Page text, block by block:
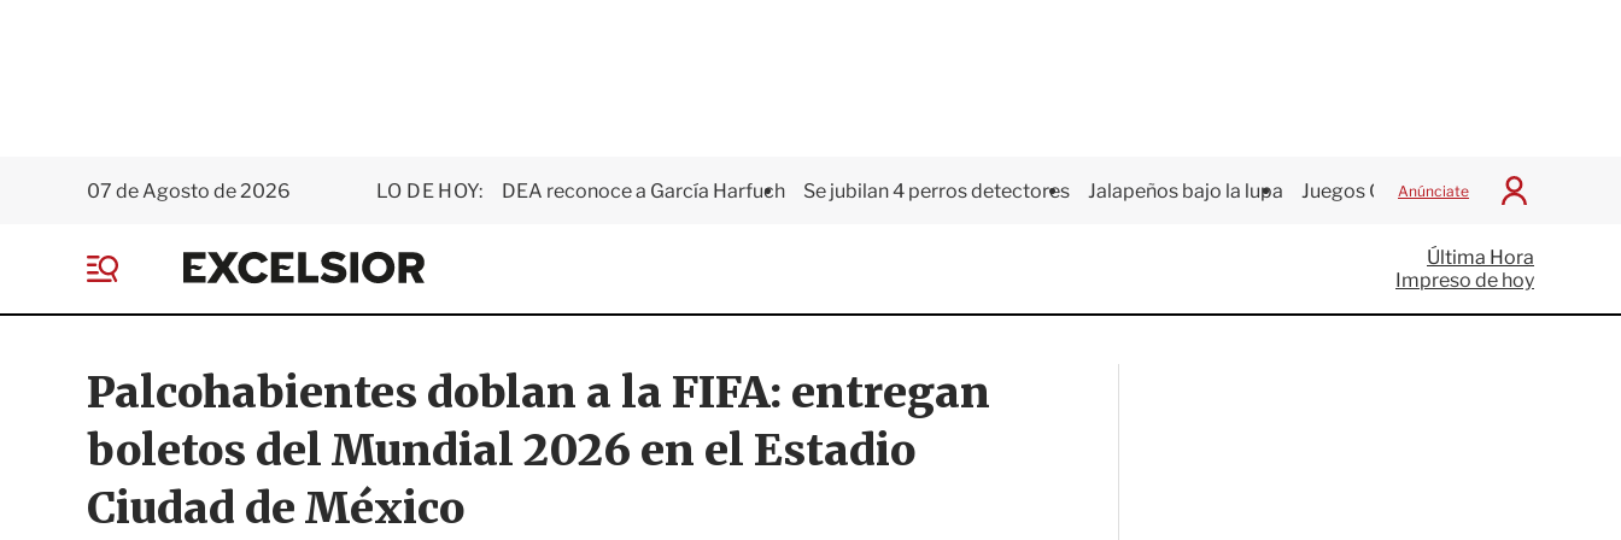
07 de Agosto de 2026 LO DE HOY: DEA reconoce a García Harfuch Se jubilan 4 perros detectores Jalapeños bajo la lupa Juegos Centroamericanos
Anúnciate
I
c
i
a
E
x
e
o
r
e
Última Hora
Impreso de hoy
Palcohabientes doblan a la FIFA: entregan
boletos del Mundial 2026 en el Estadio
Ciudad de México